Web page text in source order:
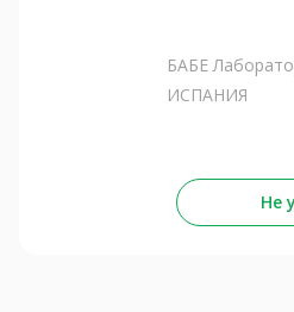
БАБЕ
ИСПАНИЯ
Не